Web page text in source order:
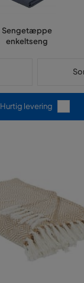
Sengetæppe
enkeltseng
Hurtig levering